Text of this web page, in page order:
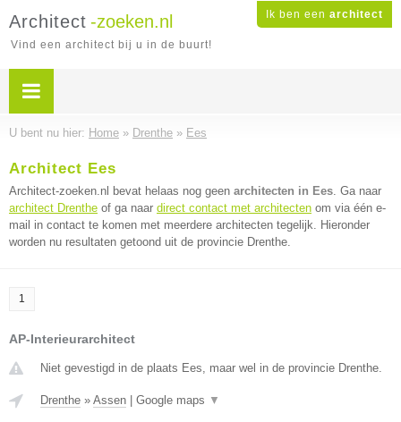
Ik ben een architect
Architect -zoeken.nl
Vind een architect bij u in de buurt!
U bent nu hier: Home » Drenthe » Ees
Architect Ees
Architect-zoeken.nl bevat helaas nog geen architecten in Ees. Ga naar
architect Drenthe of ga naar direct contact met architecten om via één e-
mail in contact te komen met meerdere architecten tegelijk. Hieronder
worden nu resultaten getoond uit de provincie Drenthe.
1
AP-Interieurarchitect
Niet gevestigd in de plaats Ees, maar wel in de provincie Drenthe.
Drenthe » Assen Google maps ▼